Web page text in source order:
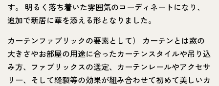
す。 明るく落ち着いた雰囲気のコーディネートになり、
追加で新居に華を添える形となりました。
カーテンファブリックの要素として） カーテンとは窓の
大きさやお部屋の用途に合ったカーテンスタイルや吊り込
み方、ファブリックスの選定、カーテンレールやアクセサ
リー、そして縫製等の効果が組み合わせて初めて美しいカ